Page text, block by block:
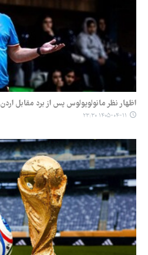
اظهار نظر مانولوپولوس پس از برد مقابل اردن
۱۴۰۵-۰۴-۱۱ ۲۳:۳۰